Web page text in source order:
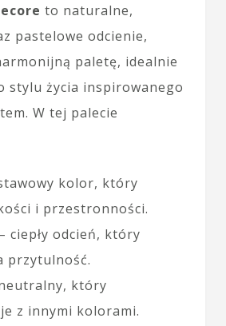
to naturalne,
pastelowe odcienie,
paletę, idealnie
stylu życia inspirowanego
W tej palecie
kolor, który
i przestronności.
ciepły odcień, który
przytulność.
który
z innymi kolorami.